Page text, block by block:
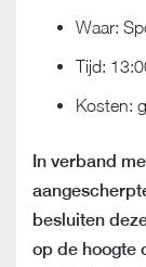
Waar:
Tijd:
Kosten:
In verband
besluiten
op de hoogte